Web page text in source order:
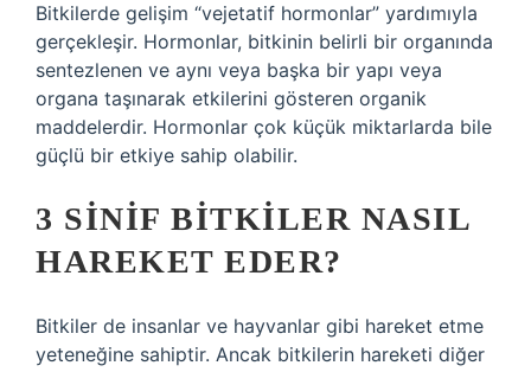
Bitkilerde gelişim “vejetatif hormonlar” yardımıyla
gerçekleşir. Hormonlar, bitkinin belirli bir organında
sentezlenen ve aynı veya başka bir yapı veya
organa taşınarak etkilerini gösteren organik
maddelerdir. Hormonlar çok küçük miktarlarda bile
güçlü bir etkiye sahip olabilir.
3 SINIF BITKILER NASIL
HAREKET EDER?
Bitkiler de insanlar ve hayvanlar gibi hareket etme
yeteneğine sahiptir. Ancak bitkilerin hareketi diğer